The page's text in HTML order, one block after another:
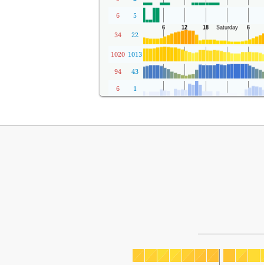
5
6
22
34
1013
1020
43
94
1
6